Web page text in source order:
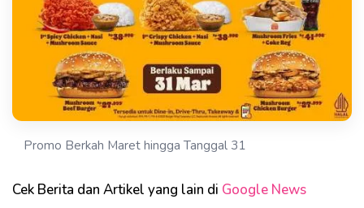
Promo Berkah Maret hingga Tanggal 31
Cek Berita dan Artikel yang lain di Google News